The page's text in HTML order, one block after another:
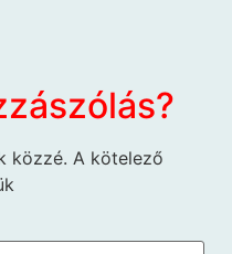
közzé. A kötelező